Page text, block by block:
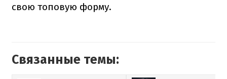
свою топовую форму.
Связанные темы: